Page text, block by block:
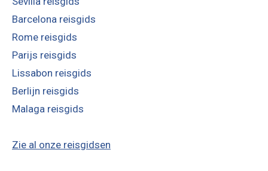
Barcelona reisgids
Rome reisgids
Parijs reisgids
Lissabon reisgids
Berlijn reisgids
Malaga reisgids
Zie al onze reisgidsen